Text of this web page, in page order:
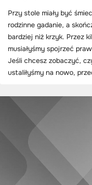
Przy stole miały być
rodzinne gadanie, a
bardziej niż krzyk. Przez
musiałyśmy spojrzeć
Jeśli chcesz zobaczyć,
ustaliłyśmy na nowo,